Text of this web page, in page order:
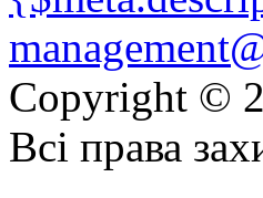
Copyright ©
Всі права